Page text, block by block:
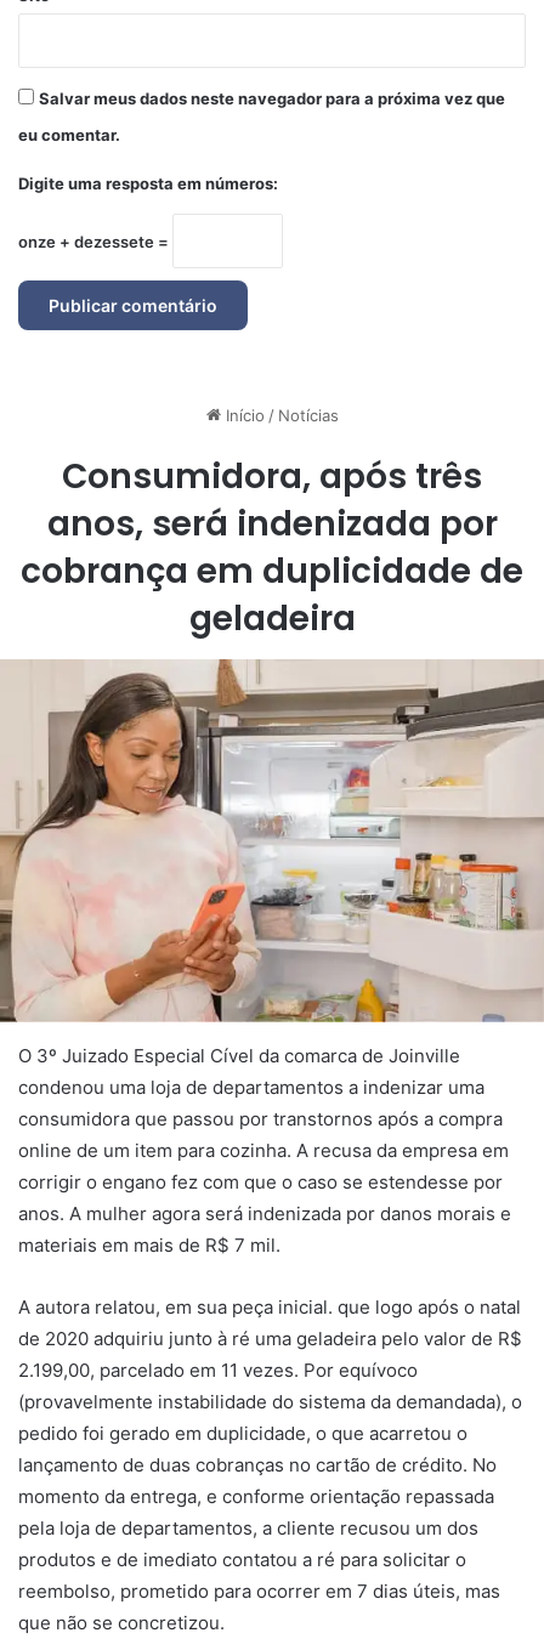
Salvar meus dados neste navegador para a próxima vez que
eu comentar.
Digite uma resposta em números:
onze + dezessete =